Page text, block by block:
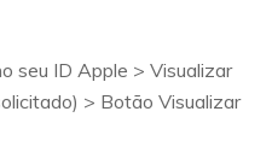
seu ID Apple > Visualizar
> Botão Visualizar